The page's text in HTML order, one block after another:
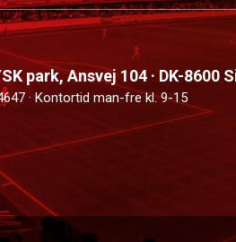
park, Ansvej 104 · DK-8600
· Kontortid man-fre kl. 9-15